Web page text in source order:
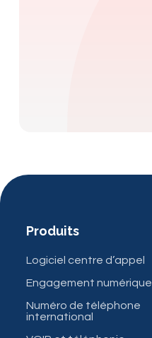
Produits
Logiciel centre d’appel
Engagement numérique
Numéro de téléphone
international